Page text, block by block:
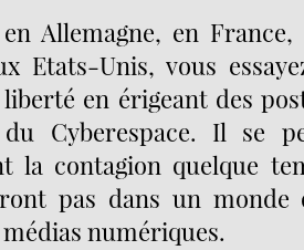
Allemagne, en
Etats-Unis, vous
en érigeant des
Cyberespace. Il se
la contagion quelque
pas dans un monde
numériques.